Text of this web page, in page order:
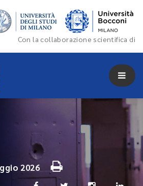
Con la collaborazione scientifica di
2026